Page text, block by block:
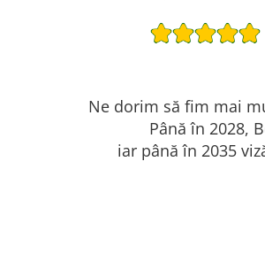
Ne dorim să fim mai
Până în 2028,
iar până în 2035